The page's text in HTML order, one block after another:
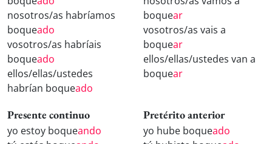
nosotros/as habríamos
boqueado
vosotros/as habríais
boqueado
ellos/ellas/ustedes
habrían boqueado
boquear
vosotros/as vais a
boquear
ellos/ellas/ustedes van a
boquear
Presente continuo
yo estoy boqueando
Pretérito anterior
yo hube boqueado